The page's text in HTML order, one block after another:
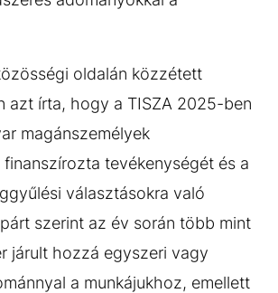
oldalán közzétett
azt írta, hogy a TISZA 2025-ben
magánszemélyek
tevékenységét és a
választásokra való
szerint az év során több mint
járult hozzá egyszeri vagy
a munkájukhoz, emellett